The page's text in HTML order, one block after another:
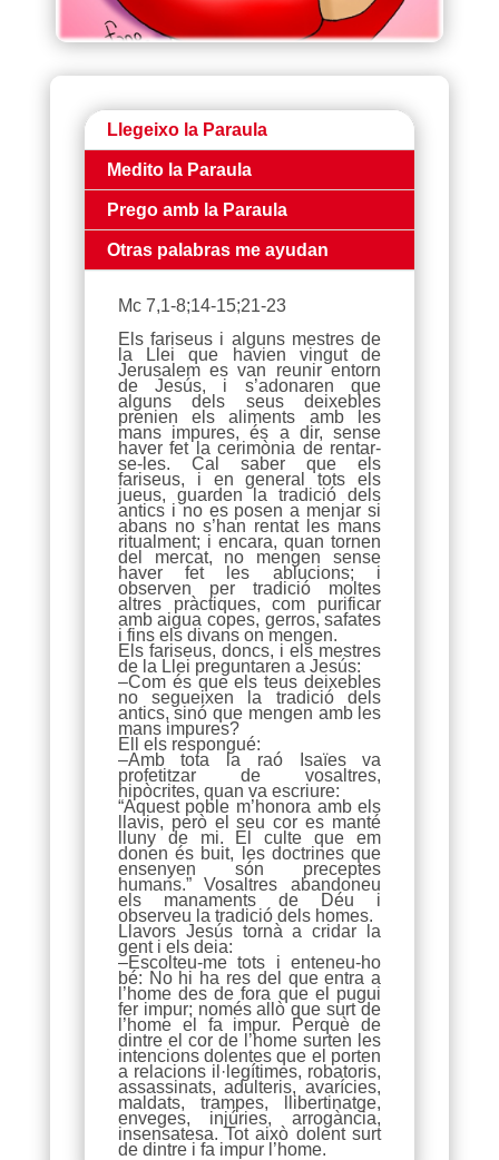
Llegeixo la Paraula
Medito la Paraula
Prego amb la Paraula
Otras palabras me ayudan
Mc 7,1-8;14-15;21-23
Els fariseus i alguns mestres de
la Llei que havien vingut de
Jerusalem es van reunir entorn
de Jesús, i s’adonaren que
alguns dels seus deixebles
prenien els aliments amb les
mans impures, és a dir, sense
haver fet la cerimònia de rentar-
se-les. Cal saber que els
fariseus, i en general tots els
jueus, guarden la tradició dels
antics i no es posen a menjar si
abans no s’han rentat les mans
ritualment; i encara, quan tornen
del mercat, no mengen sense
haver fet les ablucions; i
observen per tradició moltes
altres pràctiques, com purificar
amb aigua copes, gerros, safates
i fins els divans on mengen.
Els fariseus, doncs, i els mestres
de la Llei preguntaren a Jesús:
–Com és que els teus deixebles
no segueixen la tradició dels
antics, sinó que mengen amb les
mans impures?
Ell els respongué:
–Amb tota la raó Isaïes va
profetitzar de vosaltres,
hipòcrites, quan va escriure:
“Aquest poble m’honora amb els
llavis, però el seu cor es manté
lluny de mi. El culte que em
donen és buit, les doctrines que
ensenyen són preceptes
humans.” Vosaltres abandoneu
els manaments de Déu i
observeu la tradició dels homes.
Llavors Jesús tornà a cridar la
gent i els deia:
–Escolteu-me tots i enteneu-ho
bé: No hi ha res del que entra a
l’home des de fora que el pugui
fer impur; només allò que surt de
l’home el fa impur. Perquè de
dintre el cor de l’home surten les
intencions dolentes que el porten
a relacions il·legítimes, robatoris,
assassinats, adulteris, avarícies,
maldats, trampes, llibertinatge,
enveges, injúries, arrogància,
insensatesa. Tot això dolent surt
de dintre i fa impur l’home.